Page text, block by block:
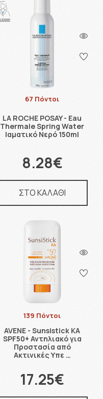
67 Πόντοι
LA ROCHE POSAY - Eau
Thermale Spring Water
Ιαματικό Νερό 150ml
8.28€
ΣΤΟ ΚΑΛΑΘΙ
139 Πόντοι
AVENE - Sunsistick KA
SPF50+ Αντηλιακό για
Προστασία από
Ακτινικές Υπε …
17.25€